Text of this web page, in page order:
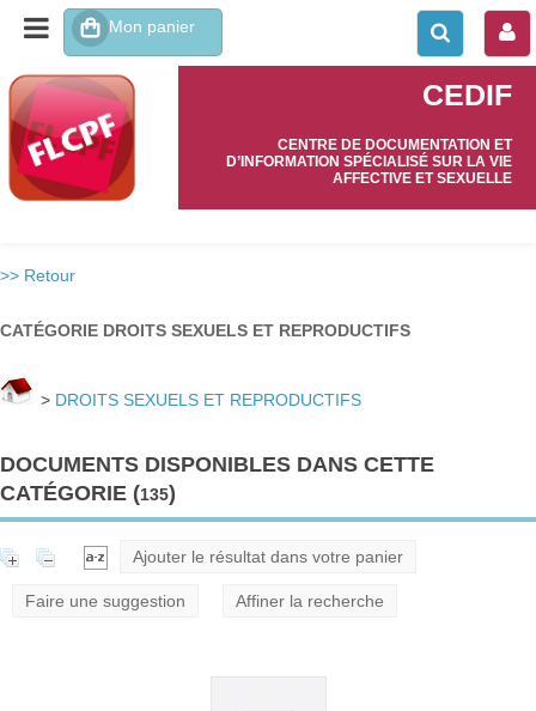
CEDIF
CENTRE DE DOCUMENTATION ET
D’INFORMATION SPÉCIALISÉ SUR LA VIE
AFFECTIVE ET SEXUELLE
>> Retour
CATÉGORIE DROITS SEXUELS ET REPRODUCTIFS
> DROITS SEXUELS ET REPRODUCTIFS
DOCUMENTS DISPONIBLES DANS CETTE
CATÉGORIE (135)
Ajouter le résultat dans votre panier
Faire une suggestion Affiner la recherche